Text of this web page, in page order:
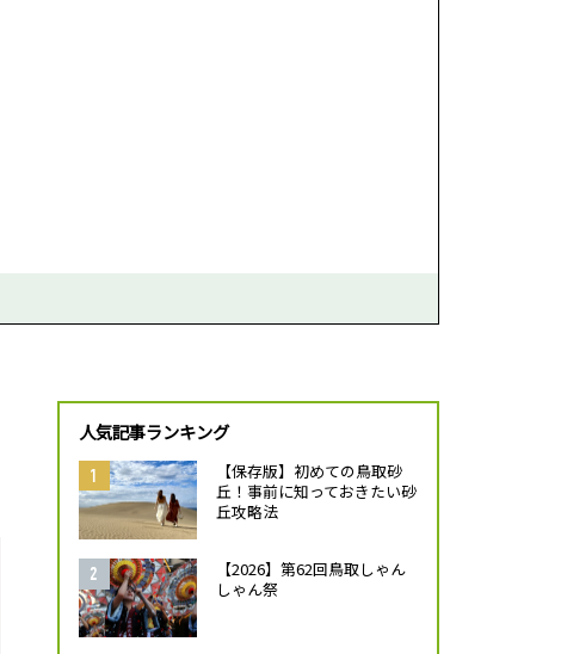
人気記事ランキング
【保存版】初めての鳥取砂
丘！事前に知っておきたい砂
丘攻略法
【2026】第62回鳥取しゃん
しゃん祭